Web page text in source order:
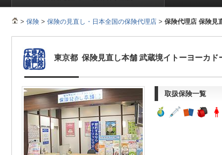
> 保険 > 保険の見直し・日本全国の保険代理店 > 保険代理店 保険見
東京都 保険見直し本舗 武蔵境イトーヨーカド
取扱保険一覧